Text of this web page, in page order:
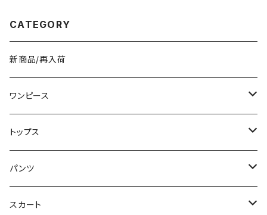
ズ レディース キッズ C-ASS00
CATEGORY
新商品/再入荷
ワンピース
ミニ/ショート
ミディアム/ミモレ
ロング/マキシ
トップス
Tシャツ/カットソー
タンクトップ/キャミソール
パンツ
ショート丈
スカート